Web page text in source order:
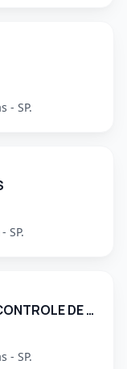
- SP.
SP.
COMBAT DEDETIZADORA E CONTROLE DE PRAGAS URBANAS
- SP.